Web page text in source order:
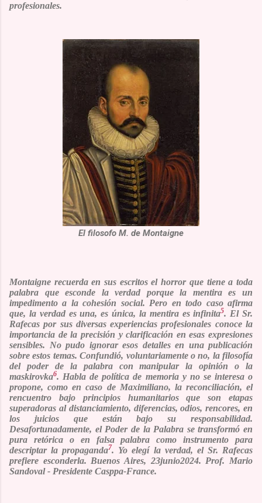
profesionales.
El filosofo M. de Montaigne
Montaigne recuerda en sus escritos el horror que tiene a toda
palabra que esconde la verdad porque la mentira es un
impedimento a la cohesión social. Pero en todo caso afirma
que, la verdad es una, es única, la mentira es infinita5. El Sr.
Rafecas por sus diversas experiencias profesionales conoce la
importancia de la precisión y clarificación en esas expresiones
sensibles. No pudo ignorar esos detalles en una publicación
sobre estos temas. Confundió, voluntariamente o no, la filosofía
del poder de la palabra con manipular la opinión o la
maskirovka6. Habla de política de memoria y no se interesa o
propone, como en caso de Maximiliano, la reconciliación, el
rencuentro bajo principios humanitarios que son etapas
superadoras al distanciamiento, diferencias, odios, rencores, en
los juicios que están bajo su responsabilidad.
Desafortunadamente, el Poder de la Palabra se transformó en
pura retórica o en falsa palabra como instrumento para
descriptar la propaganda7. Yo elegí la verdad, el Sr. Rafecas
prefiere esconderla. Buenos Aires, 23junio2024. Prof. Mario
Sandoval - Presidente Casppa-France.